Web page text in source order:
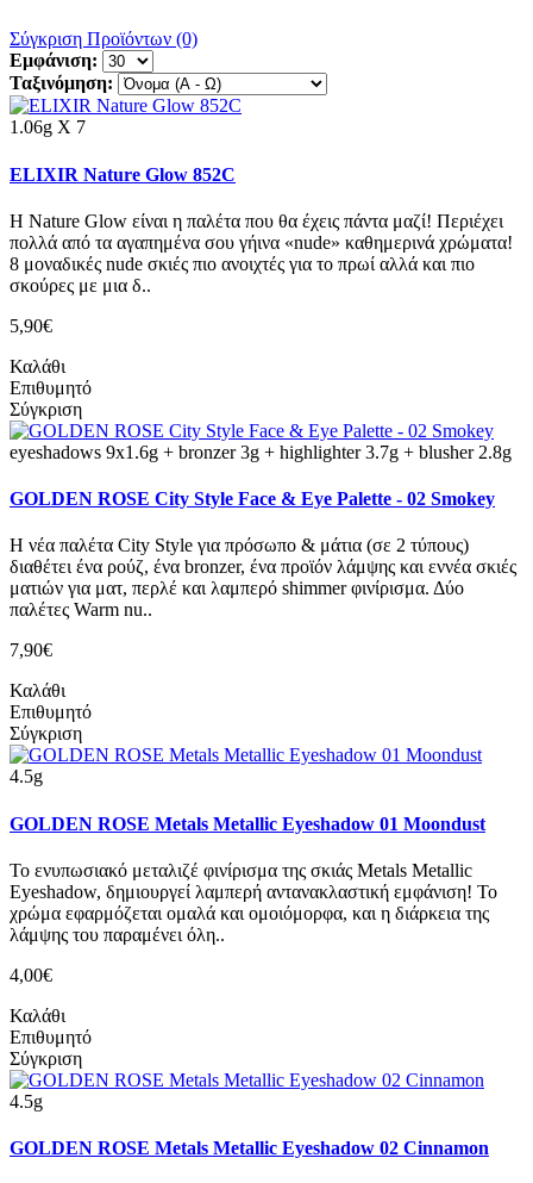
Σύγκριση Προϊόντων (0)
Εμφάνιση:
Ταξινόμηση:
1.06g X 7
ELIXIR Nature Glow 852C
H Nature Glow είναι η παλέτα που θα έχεις πάντα μαζί! Περιέχει
πολλά από τα αγαπημένα σου γήινα «nude» καθημερινά χρώματα!
8 μοναδικές nude σκιές πιο ανοιχτές για το πρωί αλλά και πιο
σκούρες με μια δ..
5,90€
Καλάθι
Επιθυμητό
Σύγκριση
eyeshadows 9x1.6g + bronzer 3g + highlighter 3.7g + blusher 2.8g
GOLDEN ROSE City Style Face & Eye Palette - 02 Smokey
Η νέα παλέτα City Style για πρόσωπο & μάτια (σε 2 τύπους)
διαθέτει ένα ρούζ, ένα bronzer, ένα προϊόν λάμψης και εννέα σκιές
ματιών για ματ, περλέ και λαμπερό shimmer φινίρισμα. Δύο
παλέτες Warm nu..
7,90€
Καλάθι
Επιθυμητό
Σύγκριση
4.5g
GOLDEN ROSE Metals Metallic Eyeshadow 01 Moondust
Το ενυπωσιακό μεταλιζέ φινίρισμα της σκιάς Metals Metallic
Eyeshadow, δημιουργεί λαμπερή αντανακλαστική εμφάνιση! Το
χρώμα εφαρμόζεται ομαλά και ομοιόμορφα, και η διάρκεια της
λάμψης του παραμένει όλη..
4,00€
Καλάθι
Επιθυμητό
Σύγκριση
4.5g
GOLDEN ROSE Metals Metallic Eyeshadow 02 Cinnamon